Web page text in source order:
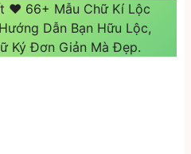
❤️️ 66+ Mẫu Chữ Kí Lộc
Dẫn Bạn Hữu Lộc,
Ký Đơn Giản Mà Đẹp.